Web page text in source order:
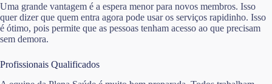
Uma grande vantagem é a espera menor para novos membros. Isso
quer dizer que quem entra agora pode usar os serviços rapidinho. Isso
é ótimo, pois permite que as pessoas tenham acesso ao que precisam
sem demora.
Profissionais Qualificados